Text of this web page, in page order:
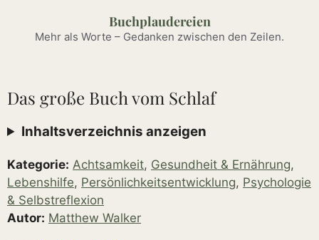
springen
Buchplaudereien
Mehr als Worte – Gedanken zwischen den Zeilen.
Das große Buch vom Schlaf
Inhaltsverzeichnis anzeigen
Kategorie: Achtsamkeit, Gesundheit & Ernährung,
Lebenshilfe, Persönlichkeitsentwicklung, Psychologie
& Selbstreflexion
Autor: Matthew Walker